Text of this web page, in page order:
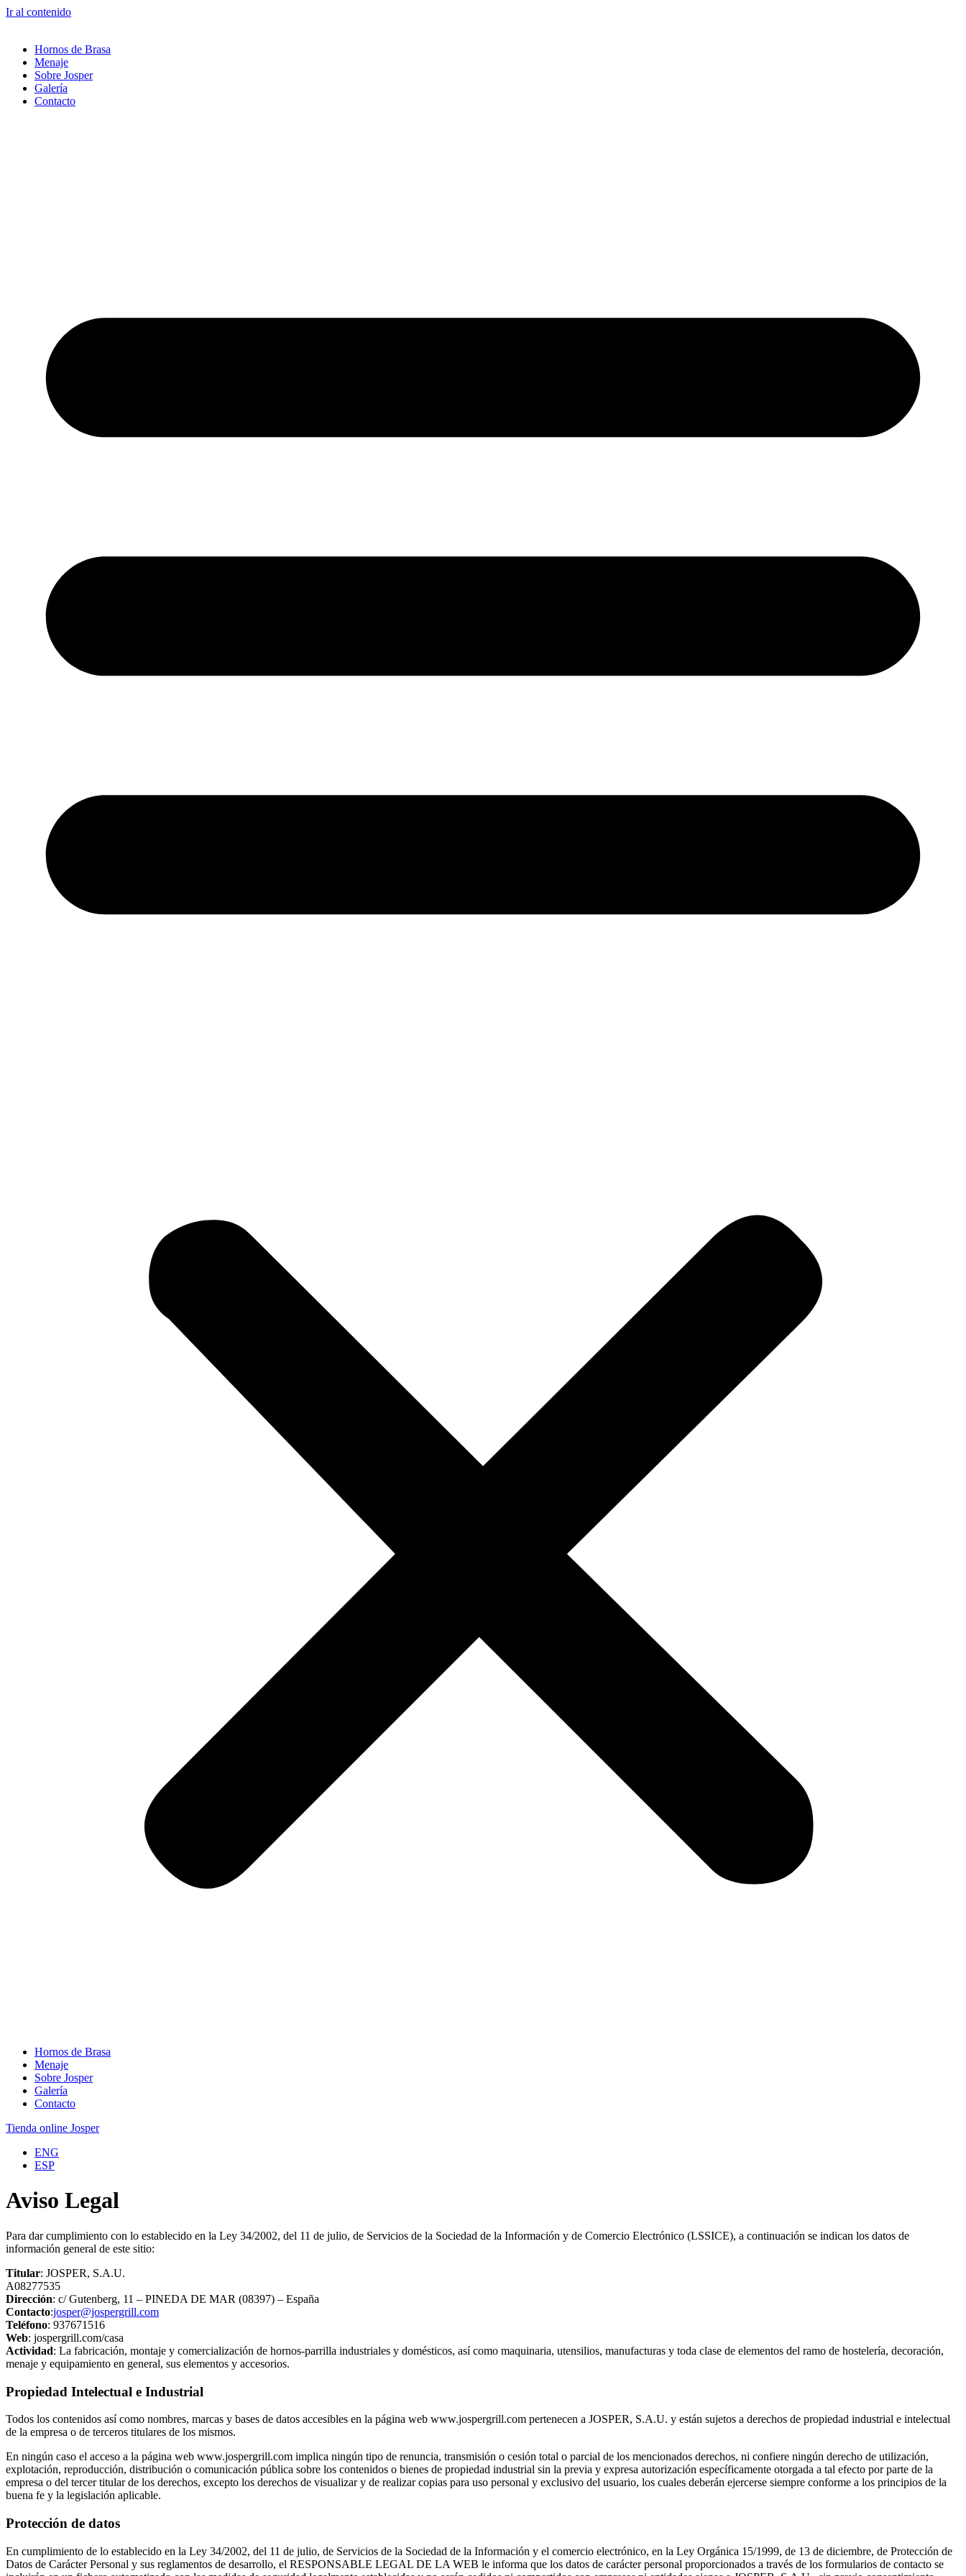
Ir al contenido
Hornos de Brasa
Menaje
Sobre Josper
Galería
Contacto
Hornos de Brasa
Menaje
Sobre Josper
Galería
Contacto
Tienda online Josper
ENG
ESP
Aviso Legal
Para dar cumplimiento con lo establecido en la Ley 34/2002, del 11 de julio, de Servicios de la Sociedad de la Información y de Comercio Electrónico (LSSICE), a continuación se indican los datos de
información general de este sitio:
Titular: JOSPER, S.A.U.
A08277535
Dirección: c/ Gutenberg, 11 – PINEDA DE MAR (08397) – España
Contacto:josper@jospergrill.com
Teléfono: 937671516
Web: jospergrill.com/casa
Actividad: La fabricación, montaje y comercialización de hornos-parrilla industriales y domésticos, así como maquinaria, utensilios, manufacturas y toda clase de elementos del ramo de hostelería, decoración,
menaje y equipamiento en general, sus elementos y accesorios.
Propiedad Intelectual e Industrial
Todos los contenidos así como nombres, marcas y bases de datos accesibles en la página web www.jospergrill.com pertenecen a JOSPER, S.A.U. y están sujetos a derechos de propiedad industrial e intelectual
de la empresa o de terceros titulares de los mismos.
En ningún caso el acceso a la página web www.jospergrill.com implica ningún tipo de renuncia, transmisión o cesión total o parcial de los mencionados derechos, ni confiere ningún derecho de utilización,
explotación, reproducción, distribución o comunicación pública sobre los contenidos o bienes de propiedad industrial sin la previa y expresa autorización específicamente otorgada a tal efecto por parte de la
empresa o del tercer titular de los derechos, excepto los derechos de visualizar y de realizar copias para uso personal y exclusivo del usuario, los cuales deberán ejercerse siempre conforme a los principios de la
buena fe y la legislación aplicable.
Protección de datos
En cumplimiento de lo establecido en la Ley 34/2002, del 11 de julio, de Servicios de la Sociedad de la Información y el comercio electrónico, en la Ley Orgánica 15/1999, de 13 de diciembre, de Protección de
Datos de Carácter Personal y sus reglamentos de desarrollo, el RESPONSABLE LEGAL DE LA WEB le informa que los datos de carácter personal proporcionados a través de los formularios de contacto se